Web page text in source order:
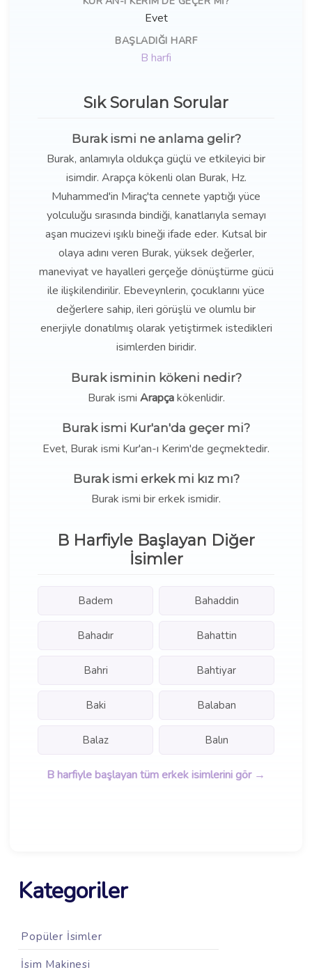
Evet
BAŞLADIĞI HARF
B harfi
Sık Sorulan Sorular
Burak ismi ne anlama gelir?
Burak, anlamıyla oldukça güçlü ve etkileyici bir
isimdir. Arapça kökenli olan Burak, Hz.
Muhammed'in Miraç'ta cennete yaptığı yüce
yolculuğu sırasında bindiği, kanatlarıyla semayı
aşan mucizevi ışıklı bineği ifade eder. Kutsal bir
olaya adını veren Burak, yüksek değerler,
maneviyat ve hayalleri gerçeğe dönüştürme gücü
ile ilişkilendirilir. Ebeveynlerin, çocuklarını yüce
değerlere sahip, ileri görüşlü ve olumlu bir
enerjiyle donatılmış olarak yetiştirmek istedikleri
isimlerden biridir.
Burak isminin kökeni nedir?
Burak ismi Arapçakökenlidir.
Burak ismi Kur'an'da geçer mi?
Evet, Burak ismi Kur'an-ı Kerim'de geçmektedir.
Burak ismi erkek mi kız mı?
Burak ismi bir erkek ismidir.
B Harfiyle Başlayan Diğer
İsimler
Badem Bahaddin
Bahadır Bahattin
Bahri Bahtiyar
Baki Balaban
Balaz Balın
B harfiyle başlayan tüm erkek isimlerini gör →
Kategoriler
Popüler İsimler
İsim Makinesi